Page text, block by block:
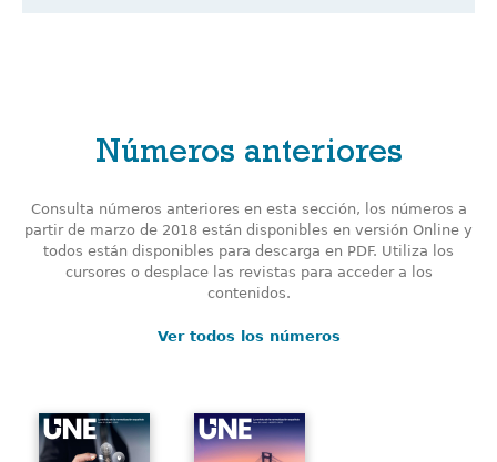
Números anteriores
Consulta números anteriores en esta sección, los números a
partir de marzo de 2018 están disponibles en versión Online y
todos están disponibles para descarga en PDF. Utiliza los
cursores o desplace las revistas para acceder a los
contenidos.
Ver todos los números